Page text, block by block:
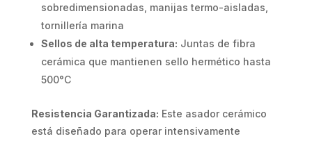
sobredimensionadas, manijas termo-aisladas,
tornillería marina
Sellos de alta temperatura: Juntas de fibra
cerámica que mantienen sello hermético hasta
500°C
Resistencia Garantizada: Este asador cerámico
está diseñado para operar intensivamente